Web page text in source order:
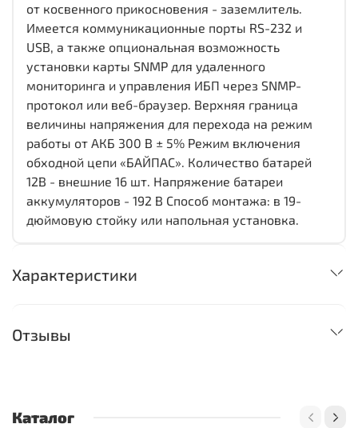
от косвенного прикосновения - заземлитель.
Имеется коммуникационные порты RS-232 и
USB, а также опциональная возможность
установки карты SNMP для удаленного
мониторинга и управления ИБП через SNMP-
протокол или веб-браузер. Верхняя граница
величины напряжения для перехода на режим
работы от АКБ 300 В ± 5% Режим включения
обходной цепи «БАЙПАС». Количество батарей
12В - внешние 16 шт. Напряжение батареи
аккумуляторов - 192 В Способ монтажа: в 19-
дюймовую стойку или напольная установка.
Характеристики
Отзывы
Каталог